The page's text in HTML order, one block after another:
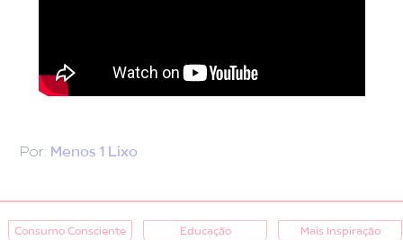
Menos 1 Lixo
Por:
Consumo Consciente Educação Mais Inspiração